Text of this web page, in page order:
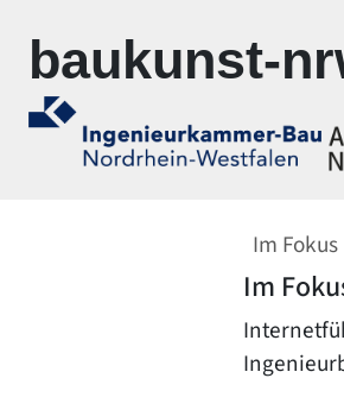
baukunst-
Im Fokus
Im